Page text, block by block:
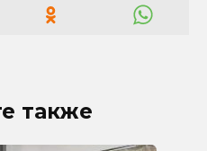
также